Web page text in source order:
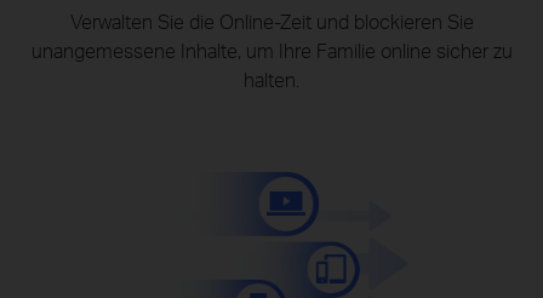
Verwalten Sie die Online-Zeit und blockieren Sie
unangemessene Inhalte, um Ihre Familie online sicher zu
halten.